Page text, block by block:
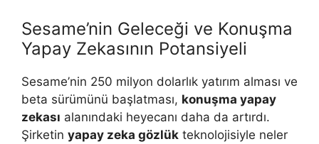
Sesame’nin Geleceği ve Konuşma
Yapay Zekasının Potansiyeli
Sesame’nin 250 milyon dolarlık yatırım alması ve
beta sürümünü başlatması, konuşma yapay
zekası alanındaki heyecanı daha da artırdı.
Şirketin yapay zeka gözlük teknolojisiyle neler